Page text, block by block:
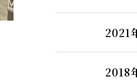
2021
2018